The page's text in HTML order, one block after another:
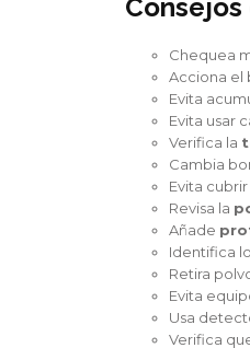
Chequea
Acciona el
Evita
Evita usar
Verifica la
Cambia
Evita
Revisa la
Añade
Identifica
Retira
Evita
Usa
Verifica